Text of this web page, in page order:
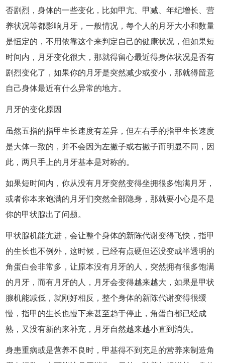
否剧烈，身体的一些变化，比如甲亢、甲减、年纪增长、营
养状况等都影响月牙，一般情况，每个人的月牙大小和数量
是恒定的，不用依靠这个来判定自己的健康状况，但如果短
时间内，月牙变化很大，那就得留心最近得身体状况是否有
剧烈变化了，如果你的月牙是突然减少或变小，那就得留意
自己身体最近有什么异常的地方。
月牙的变化原因
虽然五指的指甲生长速度有差异，但左右手的指甲生长速度
是大体一致的，并不会因为左撇子或右撇子而明显不同，因
此，两只手上的月牙基本是对称的。
如果短时间内，你从没有月牙突然变得坐拥很多饱满月牙，
或者你本来饱满的月牙们突然全部隐身，那就要小心是不是
你的甲状腺出了问题。
甲状腺机能亢进，会让整个身体的新陈代谢变得飞快，指甲
的生长也不例外，这时候，已经有点硬但还没变成半透明的
角蛋白会非常多，让原本没有月牙的人，突然拥有很多饱满
的月牙，而有月牙的人，月牙会变得越来越大，如果是甲状
腺机能减低，就刚好相反，整个身体的新陈代谢变得很缓
慢，指甲的生长也慢下来甚至趋于停止，角蛋白都已经成
熟，又没有新的来补充，月牙自然越来越小直到消失。
身患重病或是营养不良时，甲基得不到充足的营养来制造角